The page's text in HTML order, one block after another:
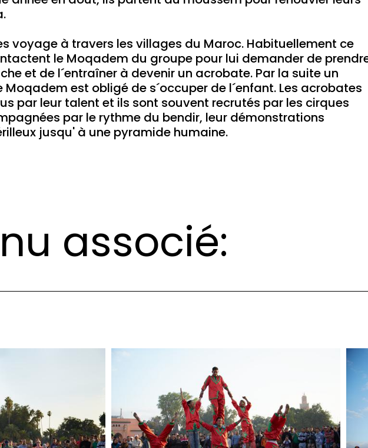
voyage à travers les villages du Maroc. Habituellement ce
le Moqadem du groupe pour lui demander de
et de l´entraîner à devenir un acrobate. Par la suite un
est obligé de s´occuper de l´enfant. Les acrobates
par leur talent et ils sont souvent recrutés par les cirques
par le rythme du bendir, leur démonstrations
jusqu' à une pyramide humaine.
associé: